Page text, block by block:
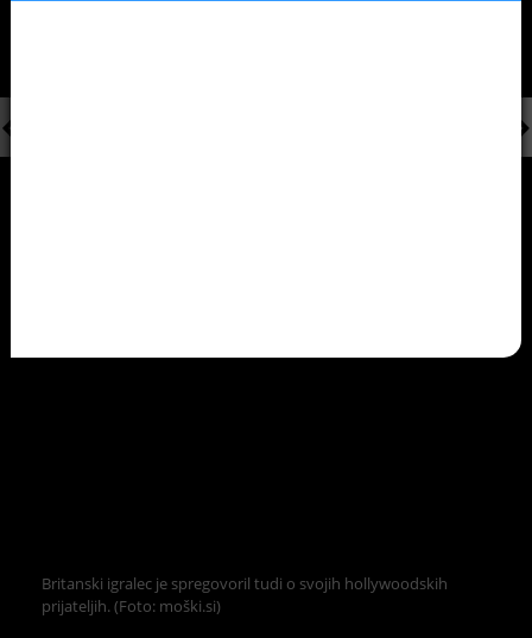
Britanski igralec je spregovoril tudi o svojih hollywoodskih
prijateljih. (Foto: moški.si)